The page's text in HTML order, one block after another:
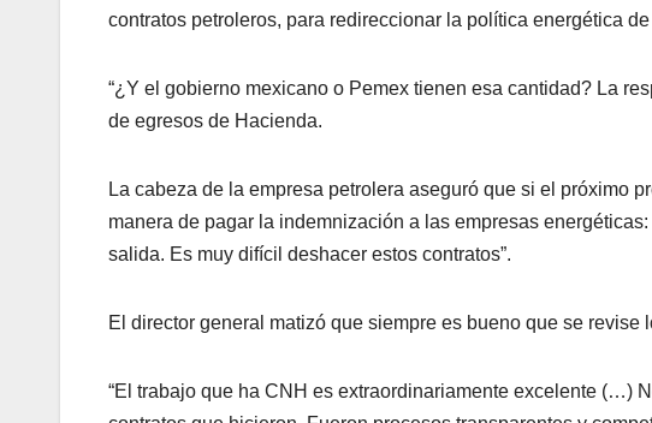
contratos petroleros, para redireccionar la política energética
“¿Y el gobierno mexicano o Pemex tienen esa cantidad? La
de egresos de Hacienda.
La cabeza de la empresa petrolera aseguró que si el próximo
manera de pagar la indemnización a las empresas
salida. Es muy difícil deshacer estos contratos”.
El director general matizó que siempre es bueno que se revise
“El trabajo que ha CNH es extraordinariamente excelente (…)